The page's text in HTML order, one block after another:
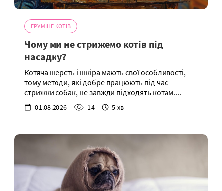
ГРУМІНГ КОТІВ
Чому ми не стрижемо котів під
насадку?
Котяча шерсть і шкіра мають свої особливості,
тому методи, які добре працюють під час
стрижки собак, не завжди підходять котам....
01.08.2026 14 5 хв